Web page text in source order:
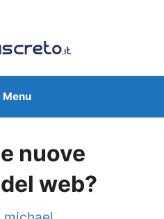
Menu
nuove
web?